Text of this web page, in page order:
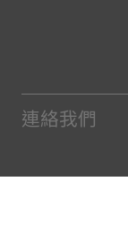
連絡我們